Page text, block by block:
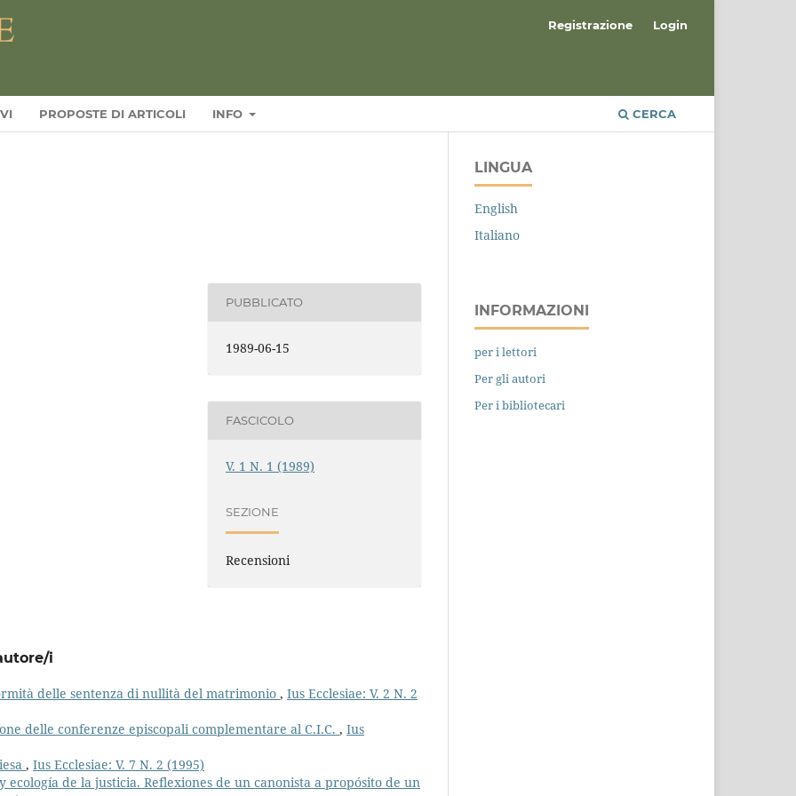
PROPOSTE DI ARTICOLI INFO CERCA
Registrazione Login
PUBBLICATO
1989-06-15
FASCICOLO
V. 1 N. 1 (1989)
SEZIONE
Recensioni
i
delle sentenza di nullità del matrimonio , Ius Ecclesiae: V. 2 N. 2
delle conferenze episcopali complementare al C.I.C. , Ius
, Ius Ecclesiae: V. 7 N. 2 (1995)
ecología de la justicia. Reflexiones de un canonista a propósito de un
LINGUA
English
Italiano
INFORMAZIONI
per i lettori
Per gli autori
Per i bibliotecari